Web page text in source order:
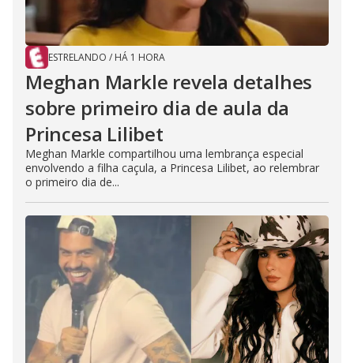
ESTRELANDO / HÁ 1 HORA
Meghan Markle revela detalhes
sobre primeiro dia de aula da
Princesa Lilibet
Meghan Markle compartilhou uma lembrança especial
envolvendo a filha caçula, a Princesa Lilibet, ao relembrar
o primeiro dia de...